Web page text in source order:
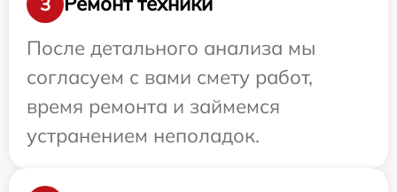
После детального анализа мы
согласуем с вами смету работ,
время ремонта и займемся
устранением неполадок.